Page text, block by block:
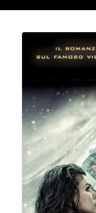
DOWNLOAD
RICERCA